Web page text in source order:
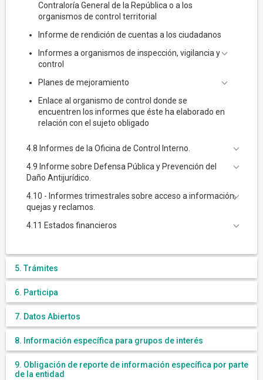
Contraloría General de la República o a los
organismos de control territorial
Informe de rendición de cuentas a los ciudadanos
Informes a organismos de inspección, vigilancia y
control
Planes de mejoramiento
Enlace al organismo de control donde se
encuentren los informes que éste ha elaborado en
relación con el sujeto obligado
4.8 Informes de la Oficina de Control Interno.
4.9 Informe sobre Defensa Pública y Prevención del
Daño Antijurídico.
4.10 - Informes trimestrales sobre acceso a información,
quejas y reclamos.
4.11 Estados financieros
5. Trámites
6. Participa
7. Datos Abiertos
8. Información específica para grupos de interés
9. Obligación de reporte de información específica por parte
de la entidad